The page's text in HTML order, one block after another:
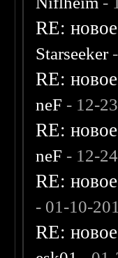
RE:
Starseeker-
RE:
neF - 12-
RE:
neF - 12-
RE:
- 01-10-
RE: